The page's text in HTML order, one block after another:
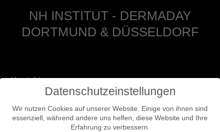
NH INSTITUT - DERMADAY
DORTMUND & DÜSSELDORF
Kontakt:
Telefon für Beratung
Mobil: 0231 130 64 969
www.nh-institut.de
Datenschutzeinstellungen
Wir nutzen Cookies auf unserer Website. Einige von ihnen sind
essenziell, während andere uns helfen, diese Website und Ihre
Erfahrung zu verbessern.